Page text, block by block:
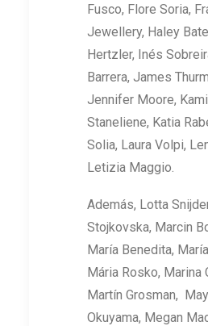
Fusco, Flore Soria,
Jewellery, Haley
Hertzler, Inés
Barrera, James
Jennifer Moore,
Staneliene, Katia
Solia, Laura Volpi,
Letizia Maggio.
Además, Lotta
Stojkovska, Marcin
María Benedita,
Mária Rosko, Marina
Martín Grosman,
Okuyama, Megan